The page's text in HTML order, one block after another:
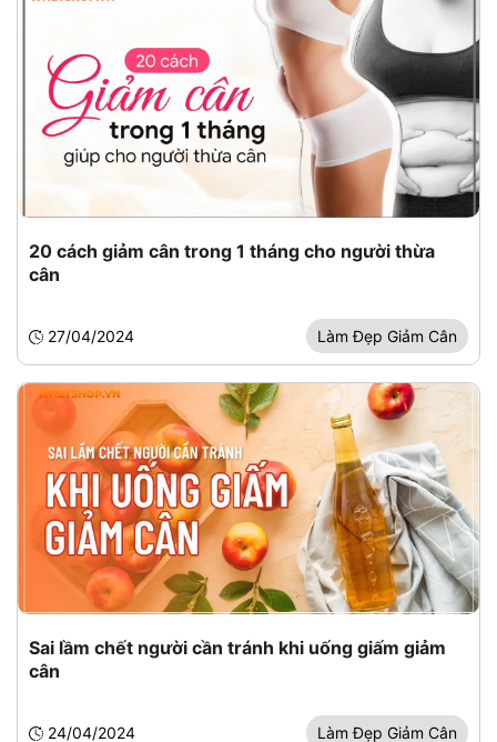
20 cách giảm cân trong 1 tháng cho người thừa
cân
27/04/2024 Làm Đẹp Giảm Cân
Sai lầm chết người cần tránh khi uống giấm giảm
cân
24/04/2024 Làm Đẹp Giảm Cân